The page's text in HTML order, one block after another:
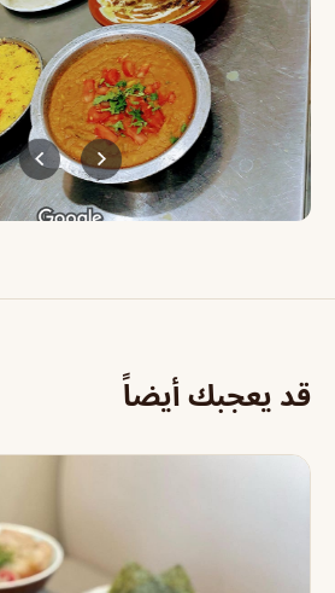
قد يعجبك أيضاً